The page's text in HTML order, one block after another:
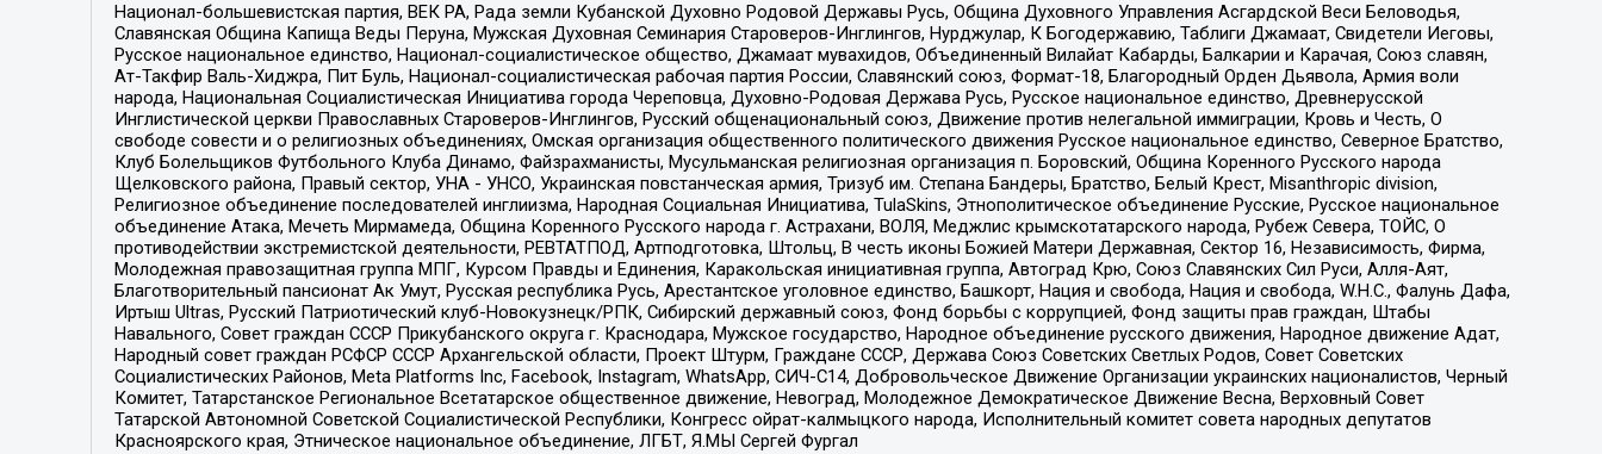
Национал-большевистская партия, ВЕК РА, Рада земли Кубанской Духовно Родовой Державы Русь, Община Духовного Управления Асгардской Веси Беловодья,
Славянская Община Капища Веды Перуна, Мужская Духовная Семинария Староверов-Инглингов, Нурджулар, К Богодержавию, Таблиги Джамаат, Свидетели Иеговы,
Русское национальное единство, Национал-социалистическое общество, Джамаат мувахидов, Объединенный Вилайат Кабарды, Балкарии и Карачая, Союз славян,
Ат-Такфир Валь-Хиджра, Пит Буль, Национал-социалистическая рабочая партия России, Славянский союз, Формат-18, Благородный Орден Дьявола, Армия воли
народа, Национальная Социалистическая Инициатива города Череповца, Духовно-Родовая Держава Русь, Русское национальное единство, Древнерусской
Инглистической церкви Православных Староверов-Инглингов, Русский общенациональный союз, Движение против нелегальной иммиграции, Кровь и Честь, О
свободе совести и о религиозных объединениях, Омская организация общественного политического движения Русское национальное единство, Северное Братство,
Клуб Болельщиков Футбольного Клуба Динамо, Файзрахманисты, Мусульманская религиозная организация п. Боровский, Община Коренного Русского народа
Щелковского района, Правый сектор, УНА - УНСО, Украинская повстанческая армия, Тризуб им. Степана Бандеры, Братство, Белый Крест, Misanthropic division,
Религиозное объединение последователей инглиизма, Народная Социальная Инициатива, TulaSkins, Этнополитическое объединение Русские, Русское национальное
объединение Атака, Мечеть Мирмамеда, Община Коренного Русского народа г. Астрахани, ВОЛЯ, Меджлис крымскотатарского народа, Рубеж Севера, ТОЙС, О
противодействии экстремистской деятельности, РЕВТАТПОД, Артподготовка, Штольц, В честь иконы Божией Матери Державная, Сектор 16, Независимость, Фирма,
Молодежная правозащитная группа МПГ, Курсом Правды и Единения, Каракольская инициативная группа, Автоград Крю, Союз Славянских Сил Руси, Алля-Аят,
Благотворительный пансионат Ак Умут, Русская республика Русь, Арестантское уголовное единство, Башкорт, Нация и свобода, Нация и свобода, W.H.С., Фалунь Дафа,
Иртыш Ultras, Русский Патриотический клуб-Новокузнецк/РПК, Сибирский державный союз, Фонд борьбы с коррупцией, Фонд защиты прав граждан, Штабы
Навального, Совет граждан СССР Прикубанского округа г. Краснодара, Мужское государство, Народное объединение русского движения, Народное движение Адат,
Народный совет граждан РСФСР СССР Архангельской области, Проект Штурм, Граждане СССР, Держава Союз Советских Светлых Родов, Совет Советских
Социалистических Районов, Meta Platforms Inc, Facebook, Instagram, WhatsApp, СИЧ-С14, Добровольческое Движение Организации украинских националистов, Черный
Комитет, Татарстанское Региональное Всетатарское общественное движение, Невоград, Молодежное Демократическое Движение Весна, Верховный Совет
Татарской Автономной Советской Социалистической Республики, Конгресс ойрат-калмыцкого народа, Исполнительный комитет совета народных депутатов
Красноярского края, Этническое национальное объединение, ЛГБТ, Я.МЫ Сергей Фургал